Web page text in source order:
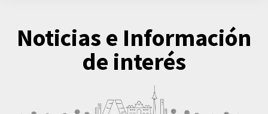
Noticias e Información
de interés